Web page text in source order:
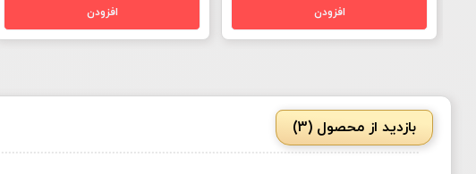
بازدید از محصول (3)